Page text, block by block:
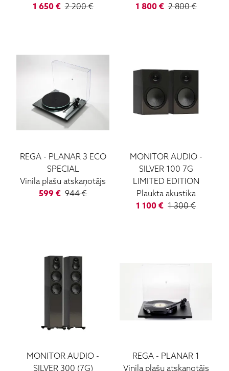
1 650€ 2 200€
1 800€ 2 800€
REGA- PLANAR 3 ECO
SPECIAL
Vinila plašu atskaņotājs
599 € 944€
MONITOR AUDIO-
SILVER 100 7G
LIMITED EDITION
Plaukta akustika
1 100 € 1 300€
MONITOR AUDIO -
SILVER 300 (7G)
REGA - PLANAR 1
Vinila plašu atskaņotājs